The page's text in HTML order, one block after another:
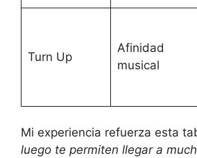
Turn Up
Afinidad
musical
Mi experiencia refuerza esta
luego te permiten llegar a